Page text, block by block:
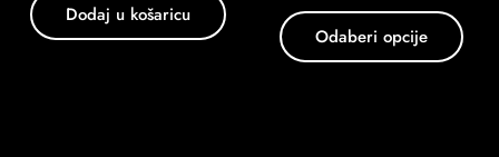
Dodaj u košaricu
Odaberi opcije